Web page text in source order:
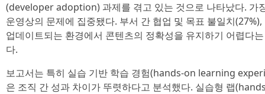
(developer adoption) 과제를 겪고 있는 것으로 나타났다. 가
운영상의 문제에 집중됐다. 부서 간 협업 및 목표 불일치
업데이트되는 환경에서 콘텐츠의 정확성을 유지하기 어렵다
다.
보고서는 특히 실습 기반 학습 경험(hands-on learning
은 조직 간 성과 차이가 뚜렷하다고 분석했다. 실습형 랩